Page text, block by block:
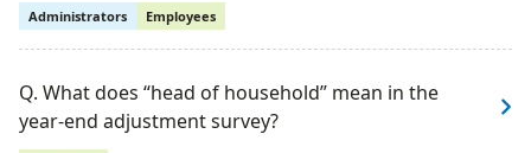
Administrators Employees
Q. What does “head of household” mean in the
year-end adjustment survey?